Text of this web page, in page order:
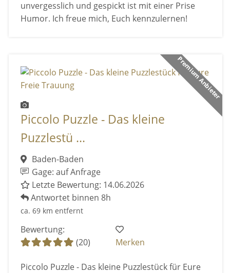
unvergesslich und gespickt ist mit einer Prise
Humor. Ich freue mich, Euch kennzulernen!
Premium Anbieter
Piccolo Puzzle - Das kleine
Puzzlestü ...
Baden-Baden
Gage: auf Anfrage
Letzte Bewertung: 14.06.2026
Antwortet binnen 8h
ca. 69 km entfernt
Bewertung:
(20)
Merken
Piccolo Puzzle - Das kleine Puzzlestück für Eure